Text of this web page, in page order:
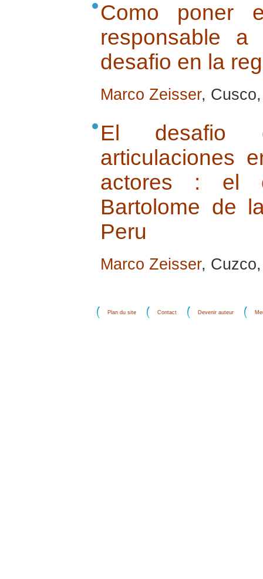
Como poner
responsable
desafio en la
Marco Zeisser,
El desafio
articulaciones
actores : el
Bartolome de
Peru
Marco Zeisser,
Plan du site Contact Devenir auteur